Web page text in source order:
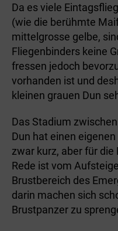
Da es viele
(wie die berühmte
mittelgrosse gelbe,
Fliegenbinders keine
fressen jedoch
vorhanden ist und
kleinen grauen Dun
Das Stadium
Dun hat einen
zwar kurz, aber für
Rede ist vom
Brustbereich des
darin machen sich
Brustpanzer zu